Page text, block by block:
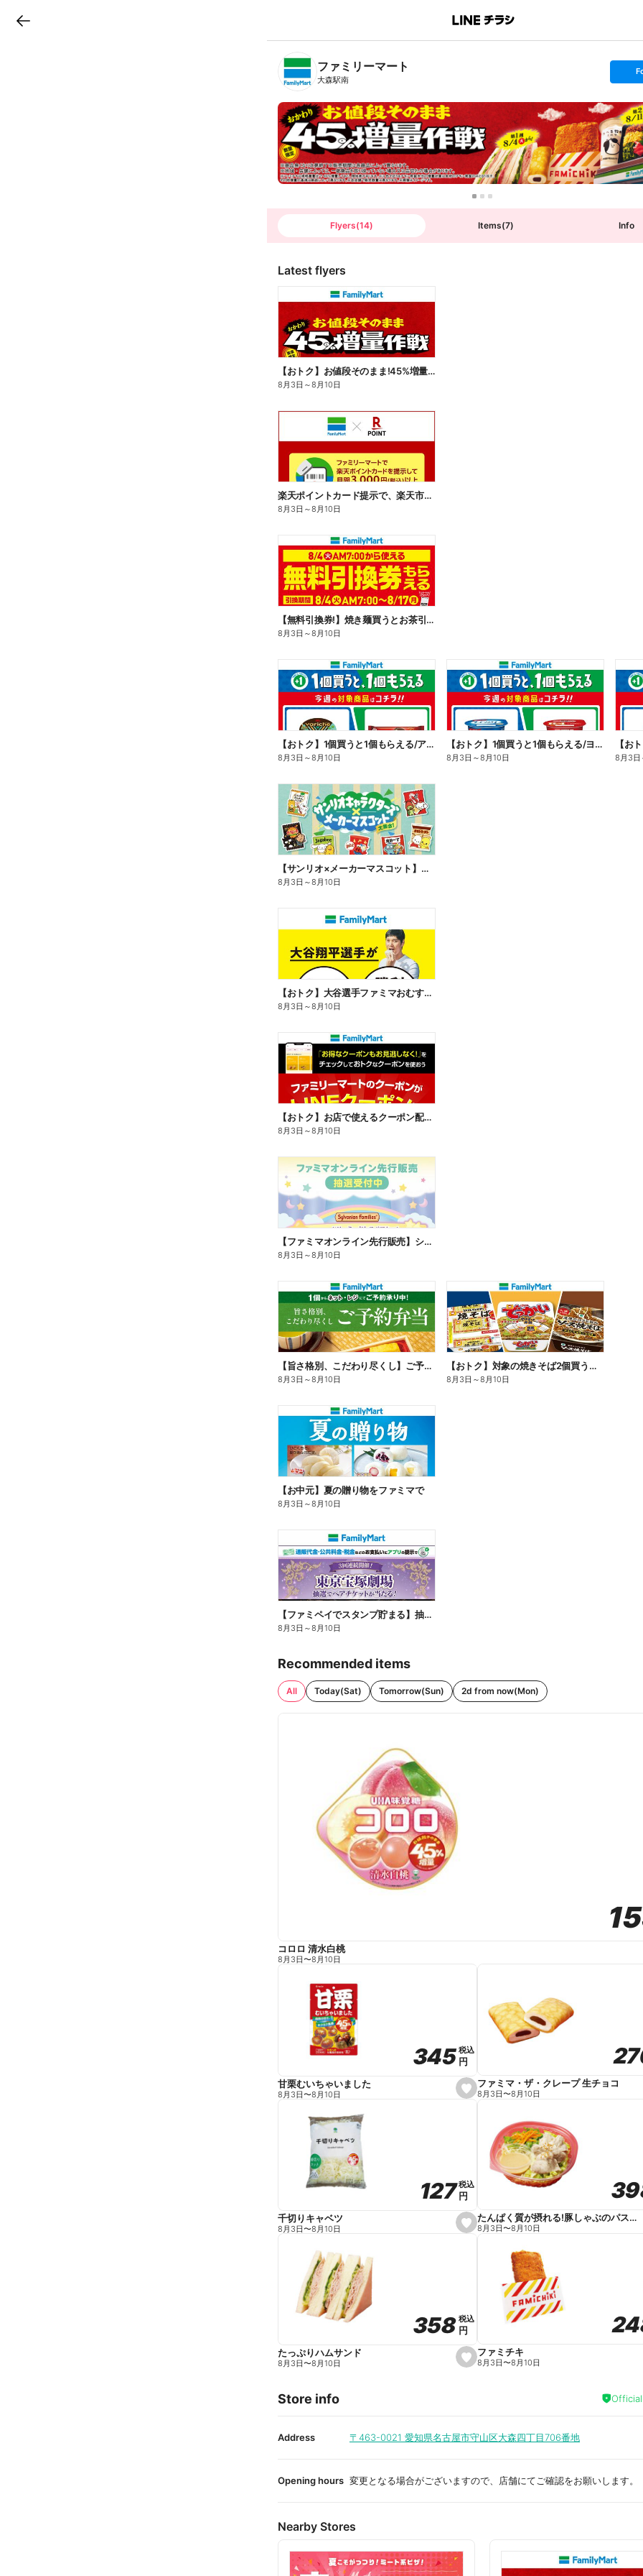
B
n
T
ファミリーマート
大森駅南
s
t
o
l
l
o
w
Flyers(14) Items(7) Info
Latest flyers
【おトク】お値段そのまま!45%増量作戦!
8月3日 ～8月10日
楽天ポイントカード提示で、楽天市場でのお買い物がおトクに!
8月3日 ～8月10日
【無料引換券!】焼き麺買うとお茶引換券貰える!
8月3日 ～8月10日
【おトク】1個買うと1個もらえる/アイス
8月3日 ～8月10日
【おトク】1個買うと1個もらえる/ヨーグルト
8月3日 ～8月10日
【お
8月3日
【サンリオ×メーカーマスコット】オリジナルグッズ貰える!
8月3日 ～8月10日
【おトク】大谷選手ファミマおむすび割
8月3日 ～8月10日
【おトク】お店で使えるクーポン配信中
8月3日 ～8月10日
【ファミマオンライン先行販売】シルバニアファミリー
8月3日 ～8月10日
【旨さ格別、こだわり尽くし】ご予約弁当
8月3日 ～8月10日
【おトク】対象の焼きそば2個買うと100円引き!
8月3日 ～8月10日
【お中元】夏の贈り物をファミマで
8月3日 ～8月10日
【ファミペイでスタンプ貯まる】抽選でペアチケットが当たる!
8月3日 ～8月10日
Recommended items
All Today(Sat) Tomorrow(Sun) 2d from now(Mon)
コロロ 清水白桃
8月3日〜8月10日
s
e
e
345
345税込
税込
円
円
甘栗むいちゃいました
8月3日〜8月10日
ファミマ・ザ・クレープ 生チョコ
8月3日〜8月10日
s
e
e
127
127税込
税込
円
円
千切りキャベツ
8月3日〜8月10日
たんぱく質が摂れる!豚しゃぶのパスタサラダ
8月3日〜8月10日
s
e
i
t
358
358税込
税込
円
円
たっぷりハムサンド
8月3日〜8月10日
ファミチキ
8月3日〜8月10日
Store info
Address 〒463-0021 愛知県名古屋市守山区大森四丁目706番地
Opening hours 変更となる場合がございますので、店舗にてご確認をお願いします。
Nearby Stores